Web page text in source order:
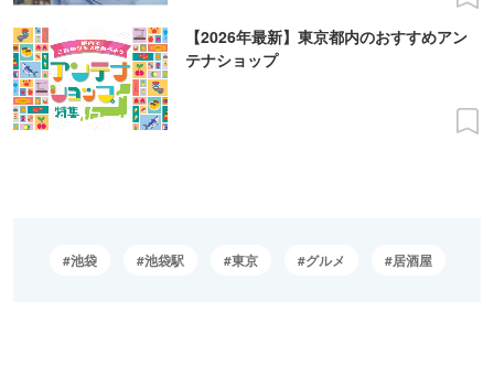
【2026年最新】東京都内のおすすめアン
テナショップ
池袋 池袋駅 東京 グルメ 居酒屋